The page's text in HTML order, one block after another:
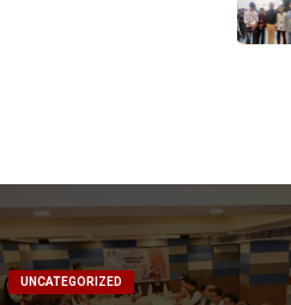
UNCATEGORIZED